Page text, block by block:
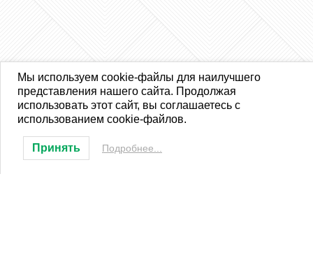
Мы используем cookie-файлы для наилучшего
представления нашего сайта. Продолжая
использовать этот сайт, вы соглашаетесь с
использованием cookie-файлов.
Принять Подробнее...